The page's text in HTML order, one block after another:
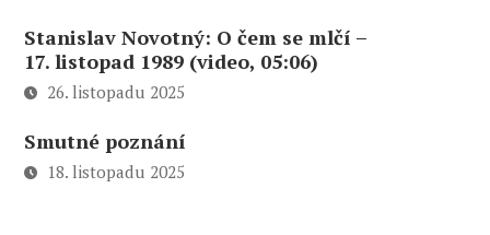
Stanislav Novotný: O čem se mlčí –
17. listopad 1989 (video, 05:06)
26. listopadu 2025
Smutné poznání
18. listopadu 2025